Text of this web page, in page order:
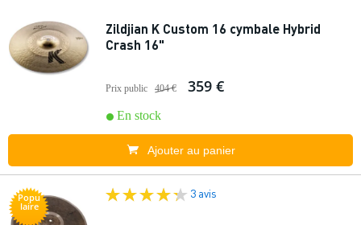
Zildjian K Custom 16 cymbale Hybrid
Crash 16"
Prix public 404 € 359 €
En stock
Ajouter au panier
Popu
laire
3 avis